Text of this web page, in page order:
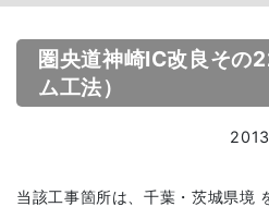
圏央道神崎IC改良その
ム工法）
当該工事箇所は、千葉・茨城県境